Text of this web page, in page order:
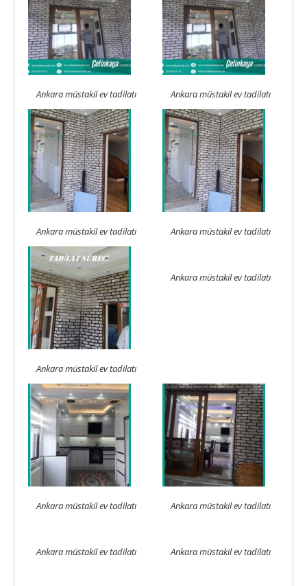
Ankara müstakil ev tadilatı Ankara müstakil ev tadilatı
Ankara müstakil ev tadilatı Ankara müstakil ev tadilatı
Ankara müstakil ev tadilatı
Ankara müstakil ev tadilatı
Ankara müstakil ev tadilatı Ankara müstakil ev tadilatı
Ankara müstakil ev tadilatı Ankara müstakil ev tadilatı